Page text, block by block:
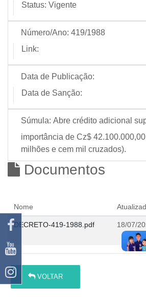
Status: Vigente
Número/Ano: 419/1988
Link:
Data de Publicação:
Data de Sanção:
Súmula: Abre crédito adicional
importância de Cz$
milhões e cem mil cruzados).
Documentos
Nome
DECRETO-419-1988.pdf 18/07/
VOLTAR